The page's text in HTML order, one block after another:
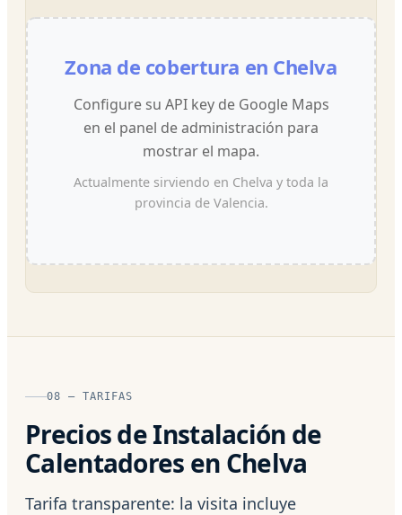
Zona de cobertura en Chelva
Configure su API key de Google Maps
en el panel de administración para
mostrar el mapa.
Actualmente sirviendo en Chelva y toda la
provincia de Valencia.
08 — TARIFAS
Precios de Instalación de
Calentadores en Chelva
Tarifa transparente: la visita incluye